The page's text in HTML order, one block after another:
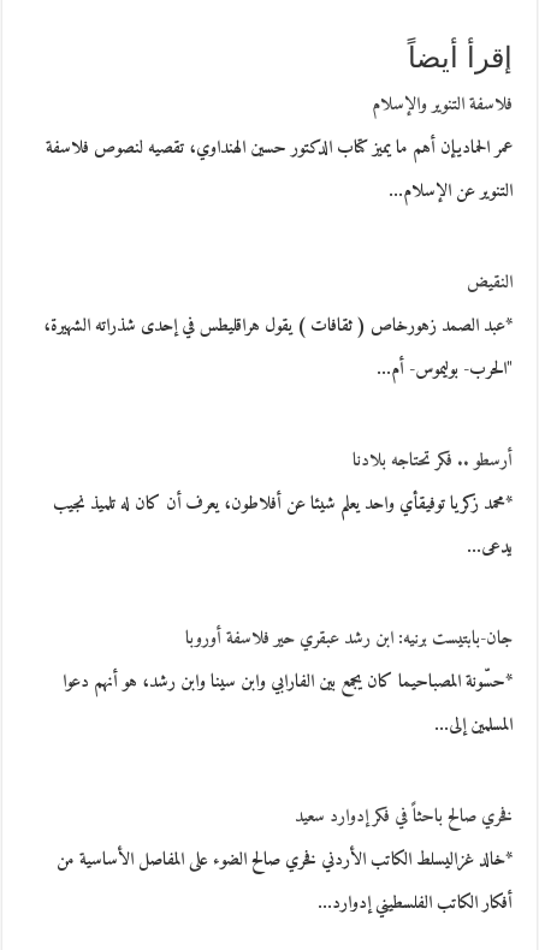
إقرأ أيضاً
فلاسفة التنوير والإسلام
عمر الحماديإن أهم ما يميز كتاب الدكتور حسين الهنداوي، تقصيه لنصوص فلاسفة
التنوير عن الإسلام…
النقيض
*عبد الصمد زهورخاص ( ثقافات ) يقول هراقليطس في إحدى شذراته الشهيرة،
"الحرب- بوليموس- أم…
أرسطو .. فكر تحتاجه بلادنا
*محمد زكريا توفيقأي واحد يعلم شيئا عن أفلاطون، يعرف أن كان له تلميذ نجيب
يدعى…
جان-بابتيست برنيه: ابن رشد عبقري حير فلاسفة أوروبا
*حسّونة المصباحيما كان يجمع بين الفارابي وابن سينا وابن رشد، هو أنهم دعوا
المسلمين إلى…
فخري صالح باحثاً في فكر إدوارد سعيد
*خالد غزاليسلط الكاتب الأردني فخري صالح الضوء على المفاصل الأساسية من
أفكار الكاتب الفلسطيني إدوارد…